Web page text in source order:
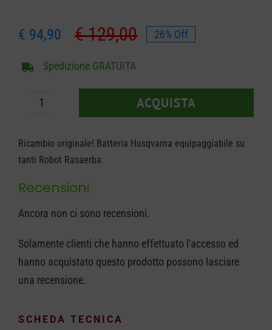
€129,00Il
era:
€ 129,00.
€ 94,90
Il
è:
€ 94,90.
26% Off
Spedizione GRATUITA
Batteria
593247201
ACQUISTA
Ricambio originale! Batteria Husqvarna equipaggiabile su
tanti Robot Rasaerba
Recensioni
Ancora non ci sono recensioni.
Solamente clienti che hanno effettuato l'accesso ed
hanno acquistato questo prodotto possono lasciare
una recensione.
SCHEDA TECNICA